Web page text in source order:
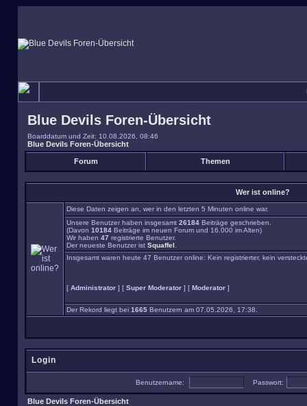
Blue Devils Foren-Übersicht
Boarddatum und Zeit: 10.08.2026, 08:46
Blue Devils Foren-Übersicht
Forum Themen
Wer ist online?
Diese Daten zeigen an, wer in den letzten 5 Minuten online war.
Unsere Benutzer haben insgesamt 26184 Beiträge geschrieben.
(Davon 10184 Beiträge im neuen Forum und 16.000 im Alten)
Wir haben 47 registrierte Benutzer.
Der neueste Benutzer ist Squaffel
Insgesamt waren heute 47 Benutzer online: Kein registrierter, kein
[ Administrator ] [ Super Moderator ] [ Moderator ]
Der Rekord liegt bei 1665 Benutzern am 07.05.2026, 17:38.
Login
Benutzername: Passwort:
Blue Devils Foren-Übersicht